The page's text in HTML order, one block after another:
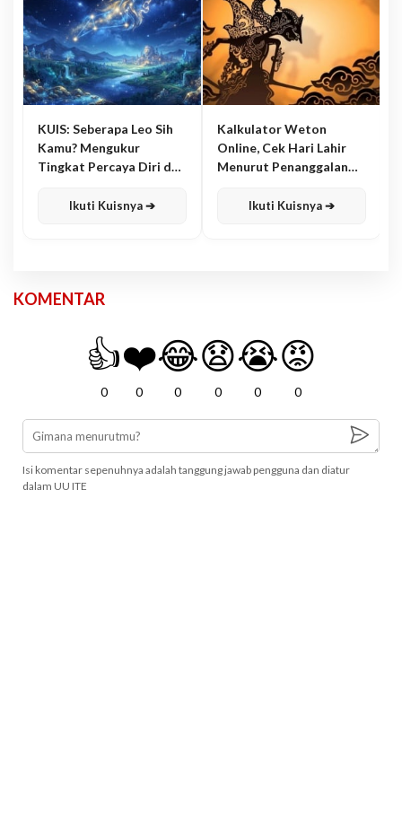
KUIS: Seberapa Leo Sih
Kamu? Mengukur
Tingkat Percaya Diri dan
Ikuti Kuisnya ➔
Kalkulator Weton
Online, Cek Hari Lahir
Menurut Penanggalan
Ikuti Kuisnya ➔
KOMENTAR
👍
0
❤️
0
😂
0
😧
0
😭
0
😡
0
Isi komentar sepenuhnya adalah tanggung jawab pengguna dan diatur
dalam UU ITE